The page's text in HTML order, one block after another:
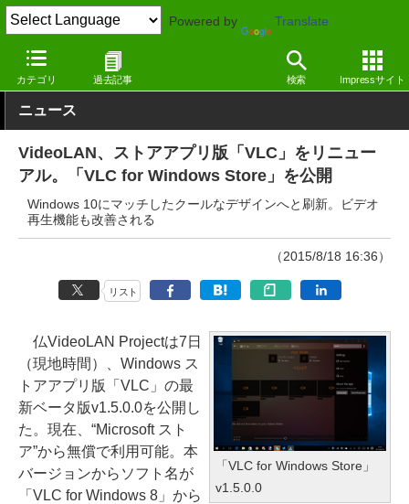
Powered by Translate
カテゴリ 過去記事 検索 Impressサイト
窓の杜 画像・映像・音楽 Windows
ニュース
VideoLAN、ストアアプリ版「VLC」をリニュー
アル。「VLC for Windows Store」を公開
Windows 10にマッチしたクールなデザインへと刷新。ビデオ
再生機能も改善される
（2015/8/18 16:36）
リスト
「VLC for Windows Store」
v1.5.0.0
仏VideoLAN Projectは7日
（現地時間）、Windows ス
トアアプリ版「VLC」の最
新ベータ版v1.5.0.0を公開し
た。現在、“Microsoft スト
ア”から無償で利用可能。本
バージョンからソフト名が
「VLC for Windows 8」から